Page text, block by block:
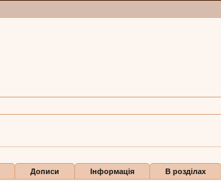
Дописи Інформація В розділах